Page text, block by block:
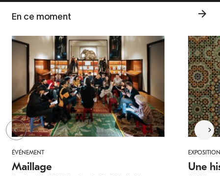
En ce moment
ÉVÉNEMENT
Maillage Une